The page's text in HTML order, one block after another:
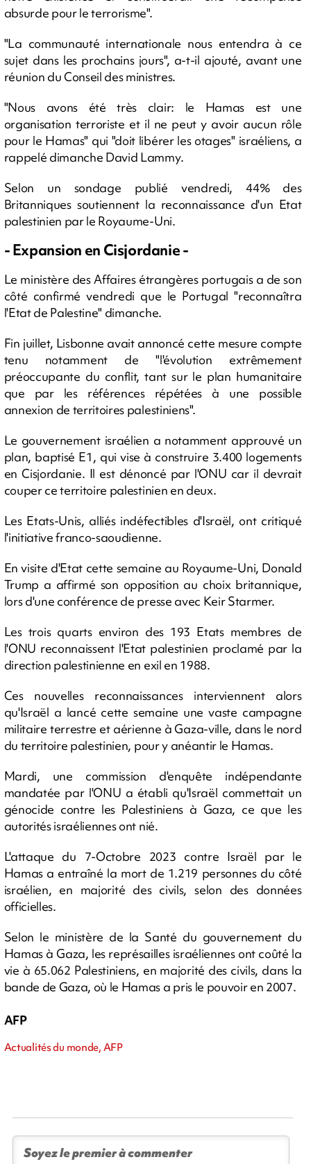
absurde pour le terrorisme".
"La communauté internationale nous entendra à ce
sujet dans les prochains jours", a-t-il ajouté, avant une
réunion du Conseil des ministres.
"Nous avons été très clair: le Hamas est une
organisation terroriste et il ne peut y avoir aucun rôle
pour le Hamas" qui "doit libérer les otages" israéliens, a
rappelé dimanche David Lammy.
Selon un sondage publié vendredi, 44% des
Britanniques soutiennent la reconnaissance d'un Etat
palestinien par le Royaume-Uni.
- Expansion en Cisjordanie -
Le ministère des Affaires étrangères portugais a de son
côté confirmé vendredi que le Portugal "reconnaîtra
l'Etat de Palestine" dimanche.
Fin juillet, Lisbonne avait annoncé cette mesure compte
tenu notamment de "l'évolution extrêmement
préoccupante du conflit, tant sur le plan humanitaire
que par les références répétées à une possible
annexion de territoires palestiniens".
Le gouvernement israélien a notamment approuvé un
plan, baptisé E1, qui vise à construire 3.400 logements
en Cisjordanie. Il est dénoncé par l'ONU car il devrait
couper ce territoire palestinien en deux.
Les Etats-Unis, alliés indéfectibles d'Israël, ont critiqué
l'initiative franco-saoudienne.
En visite d'Etat cette semaine au Royaume-Uni, Donald
Trump a affirmé son opposition au choix britannique,
lors d'une conférence de presse avec Keir Starmer.
Les trois quarts environ des 193 Etats membres de
l'ONU reconnaissent l'Etat palestinien proclamé par la
direction palestinienne en exil en 1988.
Ces nouvelles reconnaissances interviennent alors
qu'Israël a lancé cette semaine une vaste campagne
militaire terrestre et aérienne à Gaza-ville, dans le nord
du territoire palestinien, pour y anéantir le Hamas.
Mardi, une commission d'enquête indépendante
mandatée par l'ONU a établi qu'Israël commettait un
génocide contre les Palestiniens à Gaza, ce que les
autorités israéliennes ont nié.
L'attaque du 7-Octobre 2023 contre Israël par le
Hamas a entraîné la mort de 1.219 personnes du côté
israélien, en majorité des civils, selon des données
officielles.
Selon le ministère de la Santé du gouvernement du
Hamas à Gaza, les représailles israéliennes ont coûté la
vie à 65.062 Palestiniens, en majorité des civils, dans la
bande de Gaza, où le Hamas a pris le pouvoir en 2007.
AFP
Actualités du monde, AFP